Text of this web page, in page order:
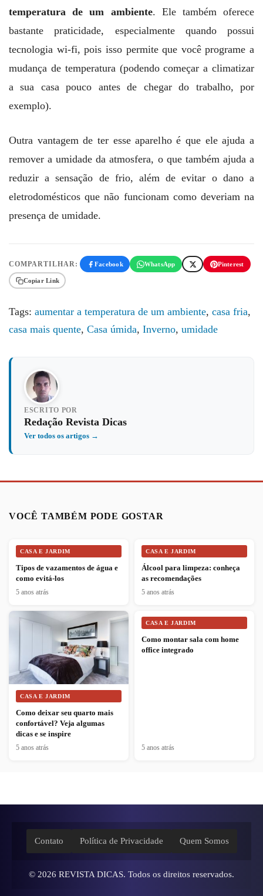
temperatura de um ambiente. Ele também oferece
bastante praticidade, especialmente quando possui
tecnologia wi-fi, pois isso permite que você programe a
mudança de temperatura (podendo começar a climatizar
a sua casa pouco antes de chegar do trabalho, por
exemplo).
Outra vantagem de ter esse aparelho é que ele ajuda a
remover a umidade da atmosfera, o que também ajuda a
reduzir a sensação de frio, além de evitar o dano a
eletrodomésticos que não funcionam como deveriam na
presença de umidade.
COMPARTILHAR: Facebook WhatsApp Pinterest
Copiar Link
Tags: aumentar a temperatura de um ambiente, casa fria,
casa mais quente, Casa úmida, Inverno, umidade
ESCRITO POR
Redação Revista Dicas
Ver todos os artigos →
VOCÊ TAMBÉM PODE GOSTAR
CASA E JARDIM
Tipos de vazamentos de água e
como evitá-los
5 anos atrás
CASA E JARDIM
Álcool para limpeza: conheça
as recomendações
5 anos atrás
CASA E JARDIM
Como deixar seu quarto mais
confortável? Veja algumas
dicas e se inspire
5 anos atrás
CASA E JARDIM
Como montar sala com home
office integrado
5 anos atrás
Contato Política de Privacidade Quem Somos
© 2026 REVISTA DICAS. Todos os direitos reservados.